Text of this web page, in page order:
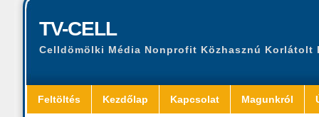
TV-CELL
Celldömölki Média Nonprofit Közhasznú Korlátolt
Feltöltés Kezdőlap Kapcsolat Magunkról